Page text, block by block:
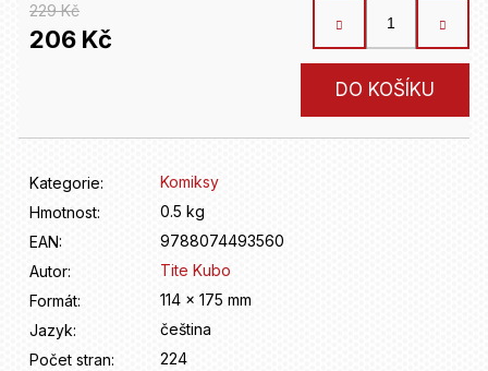
229 Kč
206 Kč
DO KOŠÍKU
Kategorie:
Komiksy
Hmotnost:
0.5 kg
EAN:
9788074493560
Autor:
Tite Kubo
Formát:
114 x 175 mm
Jazyk:
čeština
Počet stran:
224
HLEDAT
r
u
č
u
e
m
e